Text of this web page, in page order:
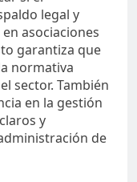
legal y
asociaciones
garantiza que
normativa
sector. También
en la gestión
y
de